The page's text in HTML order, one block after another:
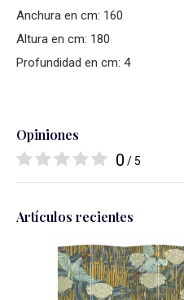
Anchura en cm: 160
Altura en cm: 180
Profundidad en cm: 4
Opiniones
0 / 5
Artículos recientes